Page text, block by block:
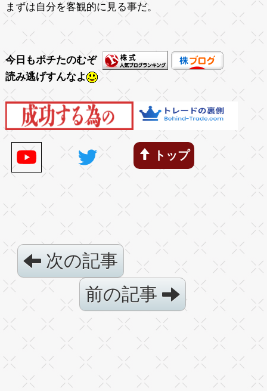
まずは自分を客観的に見る事だ。
今日もポチたのむぞ
読み逃げすんなよ
トップ
次の記事
前の記事